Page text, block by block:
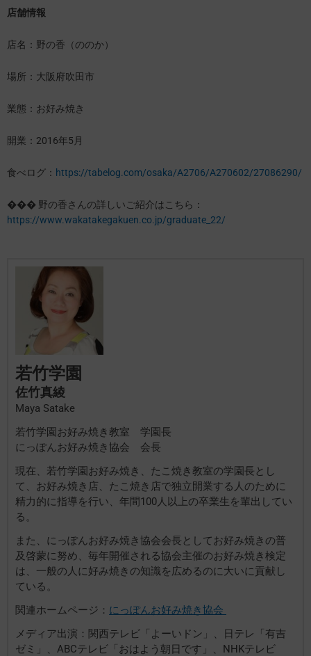
店舗情報
店名：野の香（ののか）
場所：大阪府吹田市
業態：お好み焼き
開業：2016年5月
食べログ： https://tabelog.com/osaka/A2706/A270602/27086290/
��� 野の香さんの詳しいご紹介はこちら：
https://www.wakatakegakuen.co.jp/graduate_22/
若竹学園
佐竹真綾
Maya Satake
若竹学園お好み焼き教室 学園長
にっぽんお好み焼き協会 会長
現在、若竹学園お好み焼き、たこ焼き教室の学園長とし
て、お好み焼き店、たこ焼き店で独立開業する人のために
精力的に指導を行い、年間100人以上の卒業生を輩出してい
る。
また、にっぽんお好み焼き協会会長としてお好み焼きの普
及啓蒙に努め、毎年開催される協会主催のお好み焼き検定
は、一般の人に好み焼きの知識を広めるのに大いに貢献し
ている。
関連ホームページ： にっぽんお好み焼き協会
メディア出演：関西テレビ「よーいドン」、日テレ「有吉
ゼミ」、ABCテレビ「おはよう朝日です」、NHKテレビ